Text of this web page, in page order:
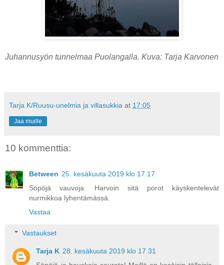
Juhannusyön tunnelmaa Puolangalla. Kuva: Tarja Karvonen
Tarja K/Ruusu-unelmia ja villasukkia at 17:05
Jaa muille
10 kommenttia:
Between 25. kesäkuuta 2019 klo 17.17
Söpöjä vauvoja. Harvoin sitä porot käyskentelevät
nurmikkoa lyhentämässä.
Vastaa
Vastaukset
Tarja K 28. kesäkuuta 2019 klo 17.31